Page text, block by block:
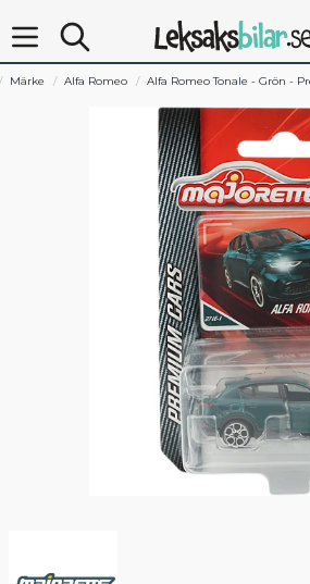
Märke Alfa Romeo Alfa Romeo Tonale - Grön -